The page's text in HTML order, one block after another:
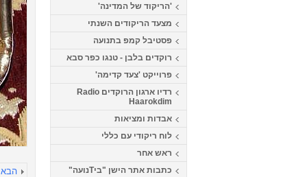
'הריקוד של המדינה'
מצעד הריקודים השנתי
פסטיבל קמפ בתנועה
רוקדים בלבן - טנגו כפר סבא
פרוייקט 'צעד קדימה'
רדיו ארגון הרוקדים Radio
Haarokdim
אבדות ומציאות
לוח ריקודי עם כללי
ראש אחר
כתבות אתר הישן "ביTנועה"
הבא